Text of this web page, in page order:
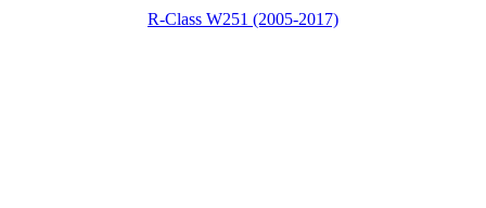
R-Class W251 (2005-2017)